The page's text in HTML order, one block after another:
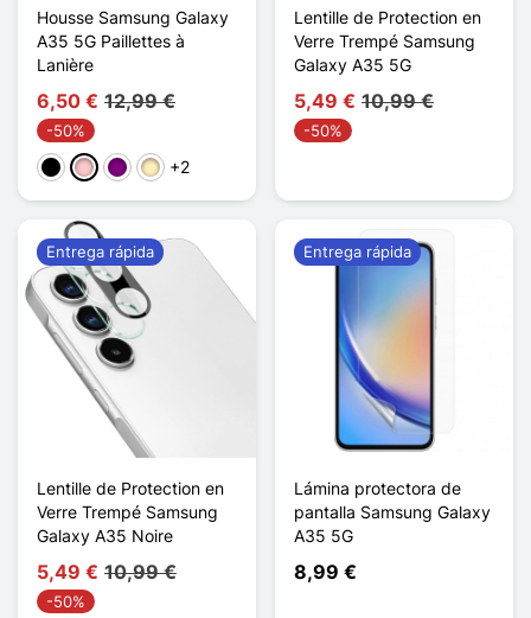
Housse Samsung Galaxy
A35 5G Paillettes à
Lanière
6,50 € 12,99 €
-50%
NegroRosaPúrpura
Oro +2
Lentille de Protection en
Verre Trempé Samsung
Galaxy A35 5G
5,49 € 10,99 €
-50%
Lentille de Protection en
Verre Trempé Samsung
Galaxy A35 Noire
5,49 € 10,99 €
-50%
Entrega rápida
Lámina protectora de
pantalla Samsung Galaxy
A35 5G
8,99 €
Entrega rápida